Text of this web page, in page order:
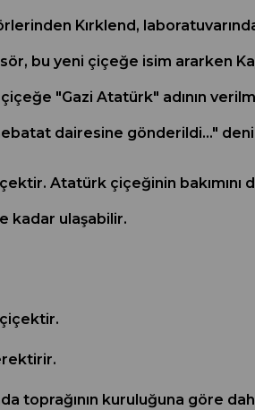
Kırklend,
bu yeni çiçeğe isim ararken
"Gazi Atatürk" adının
dairesine gönderildi..."
Atatürk çiçeğinin bakımını
kadar ulaşabilir.
toprağının kuruluğuna göre